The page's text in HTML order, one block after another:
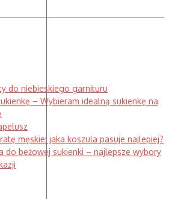
do niebieskiego garnituru
– Wybieram idealną sukienkę na
męskie: jaka koszula pasuje najlepiej?
do beżowej sukienki – najlepsze wybory